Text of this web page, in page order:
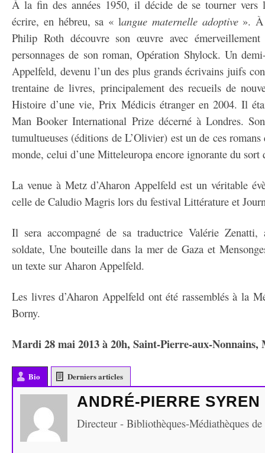
À la fin des années 1950, il décide de se tourner vers
écrire, en hébreu, sa « langue maternelle adoptive». À
Philip Roth découvre son œuvre avec
personnages de son roman, Opération Shylock. Un
Appelfeld, devenu l’un des plus grands écrivains juifs
trentaine de livres, principalement des recueils de
Histoire d’une vie, Prix Médicis étranger en 2004. Il
Man Booker International Prize décerné à Londres.
tumultueuses (éditions de L’Olivier) est un de ces
monde, celui d’une Mitteleuropa encore ignorante du sort
La venue à Metz d’Aharon Appelfeld est un véritable
celle de Caludio Magris lors du festival Littérature et
Il sera accompagné de sa traductrice Valérie Zenatti,
soldate, Une bouteille dans la mer de Gaza et
un texte sur Aharon Appelfeld.
Les livres d’Aharon Appelfeld ont été rassemblés à la
Borny.
Mardi 28 mai 2013 à 20h, Saint-Pierre-aux-Nonnains,
Bio Derniers articles
ANDRÉ-PIERRE SYREN
Directeur - Bibliothèques-Médiathèques